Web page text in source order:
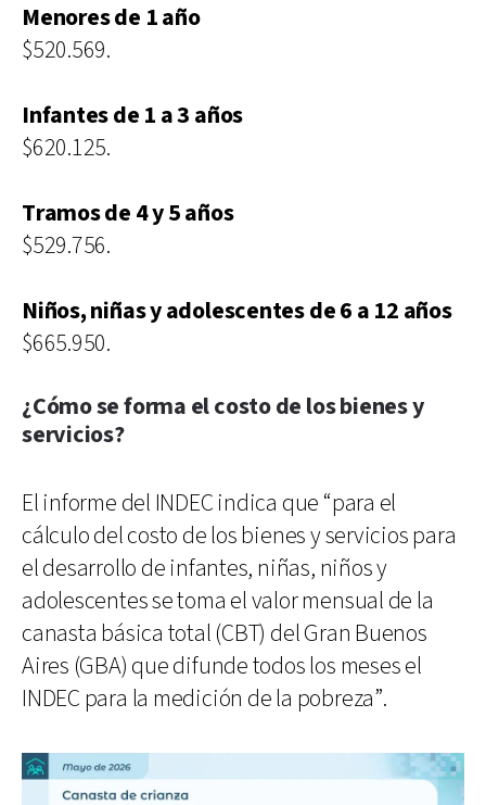
Menores de 1 año
$520.569.
Infantes de 1 a 3 años
$620.125.
Tramos de 4 y 5 años
$529.756.
Niños, niñas y adolescentes de 6 a 12 años
$665.950.
¿Cómo se forma el costo de los bienes y
servicios?
El informe del INDEC indica que “para el
cálculo del costo de los bienes y servicios para
el desarrollo de infantes, niñas, niños y
adolescentes se toma el valor mensual de la
canasta básica total (CBT) del Gran Buenos
Aires (GBA) que difunde todos los meses el
INDEC para la medición de la pobreza”.